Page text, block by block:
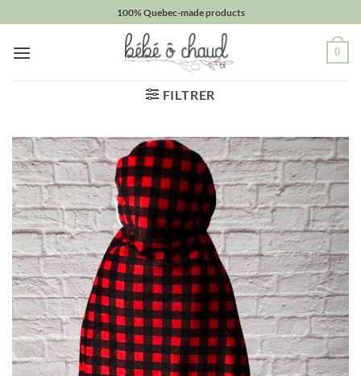
au
contenu
100% Quebec-made products
0
FILTRER